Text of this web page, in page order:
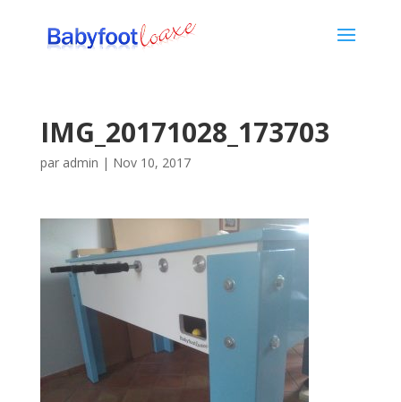
IMG_20171028_173703
par admin | Nov 10, 2017